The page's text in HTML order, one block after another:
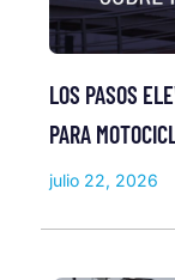
LOS PASOS
PARA
julio 22, 2026